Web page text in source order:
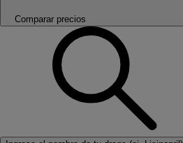
Comparar precios